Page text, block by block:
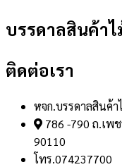
บรรดาลสินค้า
ติดต่อเรา
หจก.บรรดาลสินค้า
786 -790 ถ.เพ
90110
โทร.074237700